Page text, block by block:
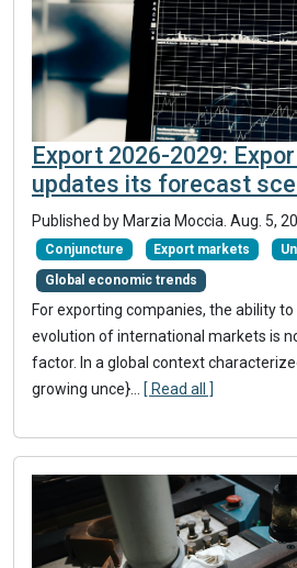
Export 2026-2029:
updates its forecast
Published by Marzia Moccia Aug. 5,
Conjuncture Export markets
Global economic trends
For exporting companies, the ability
evolution of international markets is
factor. In a global context
growing unce}
[ Read all ]